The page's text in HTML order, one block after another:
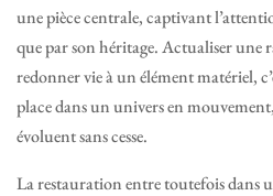
une pièce centrale, captivant
que par son héritage. Actualiser une
redonner vie à un élément matériel,
place dans un univers en mouvement,
évoluent sans cesse.
La restauration entre toutefois dans